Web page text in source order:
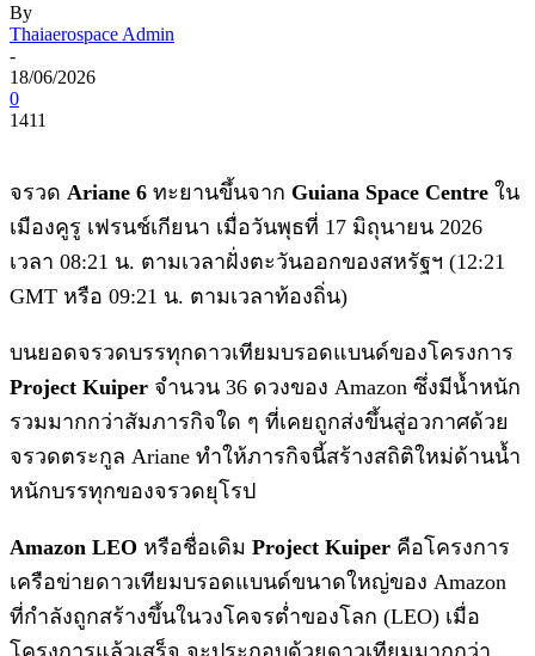
By
Thaiaerospace Admin
-
18/06/2026
0
1411
จรวด Ariane 6 ทะยานขึ้นจาก Guiana Space Centre ใน
เมืองคูรู เฟรนช์เกียนา เมื่อวันพุธที่ 17 มิถุนายน 2026
เวลา 08:21 น. ตามเวลาฝั่งตะวันออกของสหรัฐฯ (12:21
GMT หรือ 09:21 น. ตามเวลาท้องถิ่น)
บนยอดจรวดบรรทุกดาวเทียมบรอดแบนด์ของโครงการ
Project Kuiper จำนวน 36 ดวงของ Amazon ซึ่งมีน้ำหนัก
รวมมากกว่าสัมภารกิจใด ๆ ที่เคยถูกส่งขึ้นสู่อวกาศด้วย
จรวดตระกูล Ariane ทำให้ภารกิจนี้สร้างสถิติใหม่ด้านน้ำ
หนักบรรทุกของจรวดยุโรป
Amazon LEO หรือชื่อเดิม Project Kuiper คือโครงการ
เครือข่ายดาวเทียมบรอดแบนด์ขนาดใหญ่ของ Amazon
ที่กำลังถูกสร้างขึ้นในวงโคจรต่ำของโลก (LEO) เมื่อ
โครงการแล้วเสร็จ จะประกอบด้วยดาวเทียมมากกว่า